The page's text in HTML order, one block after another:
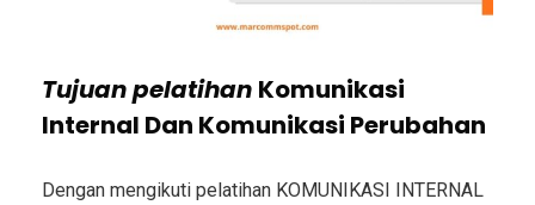
Tujuanpelatihan Komunikasi
Internal Dan Komunikasi Perubahan
Dengan mengikuti pelatihan KOMUNIKASI INTERNAL